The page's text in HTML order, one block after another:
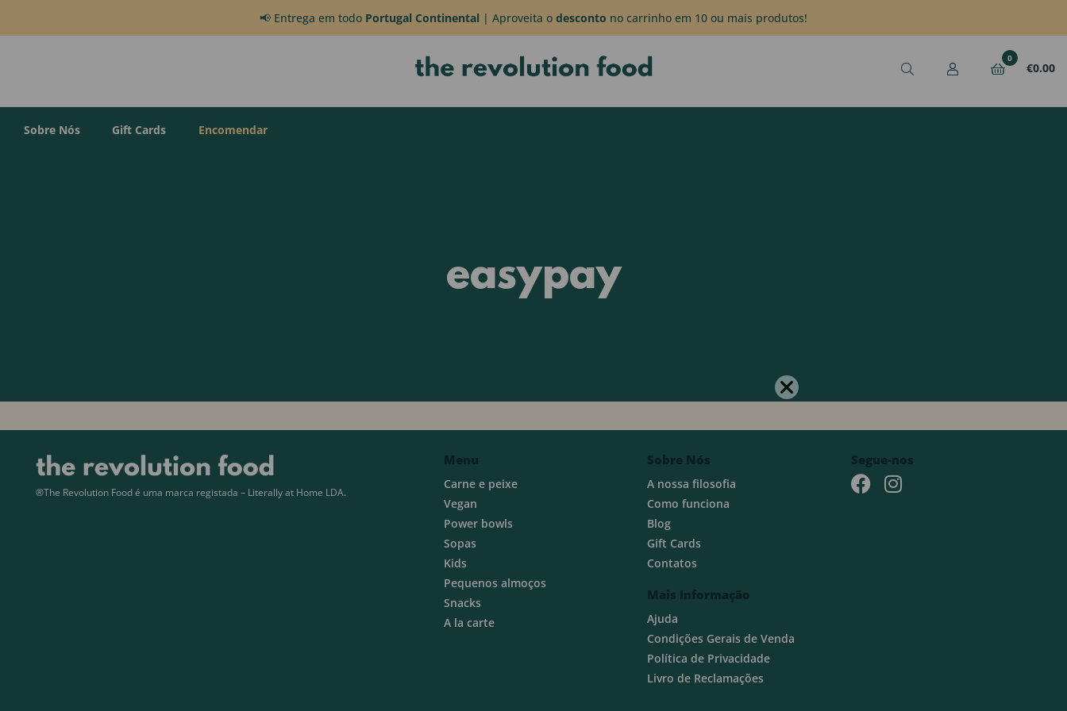
📢 Entrega em todo Portugal Continental | Aproveita o desconto no carrinho em 10 ou mais produtos!
0
€0.00
Sobre Nós Gift Cards Encomendar
easypay
®The Revolution Food é uma marca registada – Literally at Home LDA.
Menu
Carne e peixe
Vegan
Power bowls
Sopas
Kids
Pequenos almoços
Snacks
A la carte
Sobre Nós
A nossa filosofia
Como funciona
Blog
Gift Cards
Contatos
Mais Informação
Ajuda
Condições Gerais de Venda
Política de Privacidade
Livro de Reclamações
Segue-nos